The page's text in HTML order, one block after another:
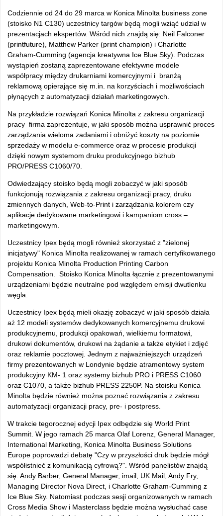
Codziennie od 24 do 29 marca w Konica Minolta business zone
(stoisko N1 C130) uczestnicy targów będą mogli wziąć udział w
prezentacjach ekspertów. Wśród nich znajdą się: Neil Falconer
(printfuture), Matthew Parker (print champion) i Charlotte
Graham-Cumming (agencja kreatywna Ice Blue Sky). Podczas
wystąpień zostaną zaprezentowane efektywne modele
współpracy między drukarniami komercyjnymi i branżą
reklamową opierające się m.in. na korzyściach i możliwościach
płynących z automatyzacji działań marketingowych.
Na przykładzie rozwiązań Konica Minolta z zakresu organizacji
pracy firma zaprezentuje, w jaki sposób można usprawnić proces
zarządzania wieloma zadaniami i obniżyć koszty na poziomie
sprzedaży w modelu e-commerce oraz w procesie produkcji
dzięki nowym systemom druku produkcyjnego bizhub
PRO/PRESS C1060/70.
Odwiedzający stoisko będą mogli zobaczyć w jaki sposób
funkcjonują rozwiązania z zakresu organizacji pracy, druku
zmiennych danych, Web-to-Print i zarządzania kolorem czy
aplikacje dedykowane marketingowi i kampaniom cross –
marketingowym.
Uczestnicy Ipex będą mogli również skorzystać z "zielonej
inicjatywy" Konica Minolta realizowanej w ramach certyfikowanego
projektu Konica Minolta Production Printing Carbon
Compensation. Stoisko Konica Minolta łącznie z prezentowanymi
urządzeniami będzie neutralne pod względem emisji dwutlenku
węgla.
Uczestnicy Ipex będą mieli okazję zobaczyć w jaki sposób działa
aż 12 modeli systemów dedykowanych komercyjnemu drukowi
produkcyjnemu, produkcji opakowań, wielkiemu formatowi,
drukowi dokumentów, drukowi na żądanie a także etykiet i zdjęć
oraz reklamie pocztowej. Jednym z najważniejszych urządzeń
firmy prezentowanych w Londynie będzie atramentowy system
produkcyjny KM- 1 oraz systemy bizhub PRO i PRESS C1060
oraz C1070, a także bizhub PRESS 2250P. Na stoisku Konica
Minolta będzie również można poznać rozwiązania z zakresu
automatyzacji organizacji pracy, pre- i postpress.
W trakcie tegorocznej edycji Ipex odbędzie się World Print
Summit. W jego ramach 25 marca Olaf Lorenz, General Manager,
International Marketing, Konica Minolta Business Solutions
Europe poprowadzi debatę "Czy w przyszłości druk będzie mógł
współistnieć z komunikacją cyfrową?". Wśród panelistów znajdą
się: Andy Barber, General Manager, imail, UK Mail, Andy Fry,
Managing Director Nova Direct, i Charlotte Graham-Cumming z
Ice Blue Sky. Natomiast podczas sesji organizowanych w ramach
Cross Media Show i Masterclass będzie można wysłuchać case